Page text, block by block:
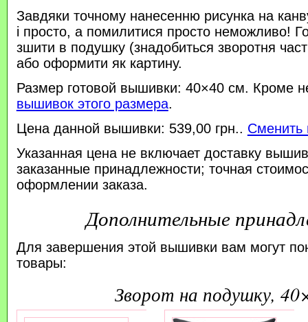
Завдяки точному нанесенню рисунка на
і просто, а помилитися просто неможливо!
зшити в подушку (знадобиться зворотня
або оформити як картину.
Размер готовой вышивки: 40×40 см. Кроме
вышивок этого размера.
Цена данной вышивки: 539,00 грн.. Сменить
Указанная цена не включает доставку
заказанные принадлежности; точная
оформлении заказа.
Дополнительные
Для завершения этой вышивки вам могут
товары:
зворот на подушку,